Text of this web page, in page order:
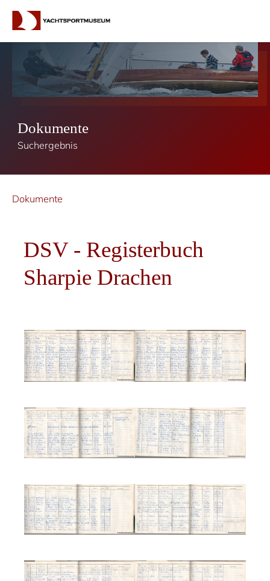
Dokumente
Suchergebnis
Dokumente
DSV - Registerbuch
Sharpie Drachen